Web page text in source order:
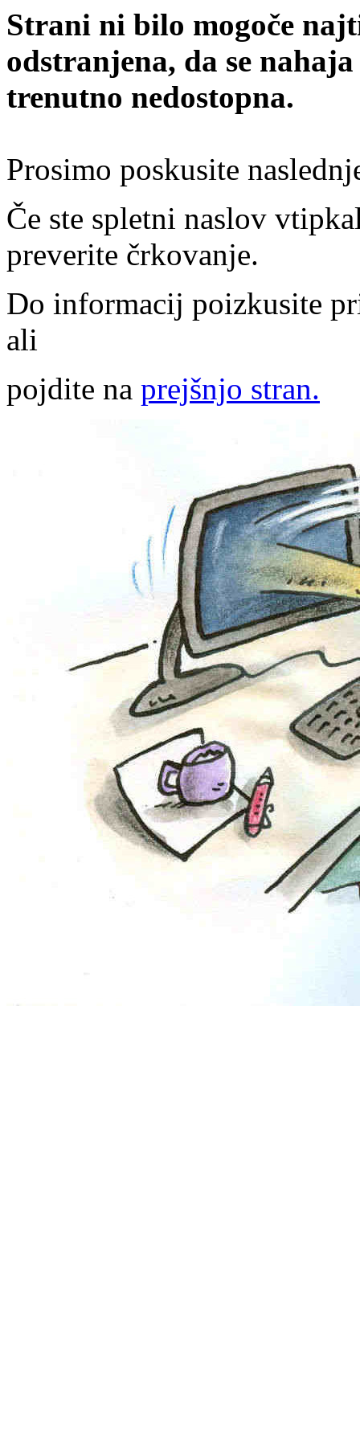
Strani ni bilo mogoče
odstranjena, da se
trenutno nedostopna.
Prosimo poskusite
Če ste spletni naslov
preverite črkovanje.
Do informacij poizkusite
ali
pojdite na prejšnjo stran.